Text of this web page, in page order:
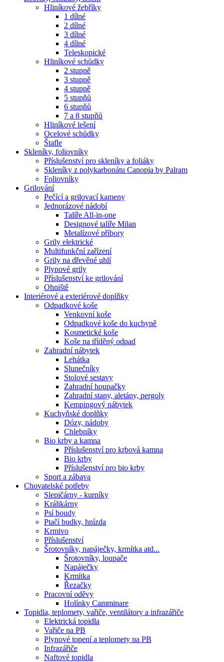
Hliníkové žebříky
1 dílné
2 dílné
3 dílné
4 dílné
Teleskopické
Hliníkové schůdky
2 stupně
3 stupně
4 stupně
5 stupňů
6 stupňů
7 a 8 stupňů
Hliníkové lešení
Ocelové schůdky
Štafle
Skleníky, foliovníky
Příslušenství pro skleníky a foliáky
Skleníky z polykarbonátu Canopia by Palram
Foliovníky
Grilování
Pečící a grilovací kameny
Jednorázové nádobí
Talíře All-in-one
Designové talíře Milan
Metalízové příbory
Grily elektrické
Multifunkční zařízení
Grily na dřevěné uhlí
Plynové grily
Příslušenství ke grilování
Ohniště
Interiérové a exteriérové doplňky
Odpadkové koše
Venkovní koše
Odpadkové koše do kuchyně
Kosmetické koše
Koše na tříděný odpad
Zahradní nábytek
Lehátka
Slunečníky
Stolové sestavy
Zahradní houpačky
Zahradní stany, aletány, pergoly
Kempingový nábytek
Kuchyňské doplňky
Dózy, nádoby
Chlebníky
Bio krby a kamna
Příslušenství pro krbová kamna
Bio krby
Příslušenství pro bio krby
Sport a zábava
Chovatelské potřeby
Slepičárny - kurníky
Králikárny
Psí boudy
Ptačí budky, hnízda
Krmivo
Příslušenství
Šrotovníky, napáječky, krmítka atd...
Šrotovníky, loupače
Napáječky
Krmítka
Řezačky
Pracovní oděvy
Holínky Camminare
Topidla, teplomety, vařiče, ventilátory a infrazářiče
Elektrická topidla
Vařiče na PB
Plynové topení a teplomety na PB
Infrazářiče
Naftové topidla